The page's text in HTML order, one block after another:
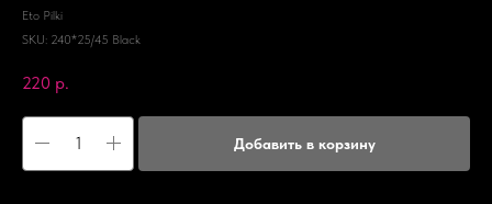
Eto Pilki
SKU: 240*25/45 Black
220 р.
Добавить в корзину